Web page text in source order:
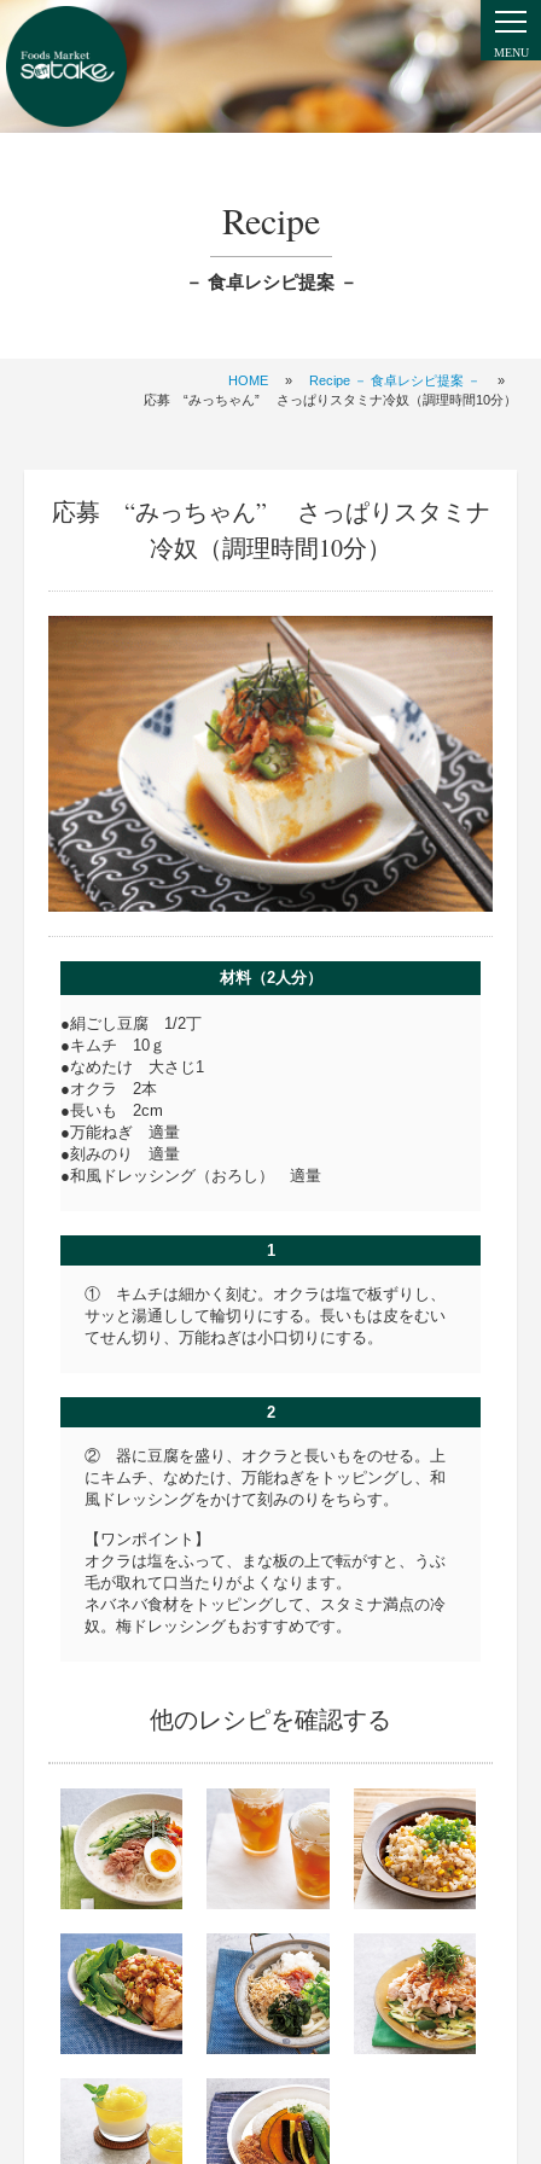
Recipe
－ 食卓レシピ提案 －
HOME » Recipe － 食卓レシピ提案 －
»
応募 “みっちゃん” さっぱりスタミナ冷奴（調理時間10分）
応募 “みっちゃん” さっぱりスタミナ
冷奴（調理時間10分）
材料（2人分）
●絹ごし豆腐 1/2丁
●キムチ 10ｇ
●なめたけ 大さじ1
●オクラ 2本
●長いも 2cm
●万能ねぎ 適量
●刻みのり 適量
●和風ドレッシング（おろし） 適量
1
① キムチは細かく刻む。オクラは塩で板ずりし、
サッと湯通しして輪切りにする。長いもは皮をむい
てせん切り、万能ねぎは小口切りにする。
2
② 器に豆腐を盛り、オクラと長いもをのせる。上
にキムチ、なめたけ、万能ねぎをトッピングし、和
風ドレッシングをかけて刻みのりをちらす。
【ワンポイント】
オクラは塩をふって、まな板の上で転がすと、うぶ
毛が取れて口当たりがよくなります。
ネバネバ食材をトッピングして、スタミナ満点の冷
奴。梅ドレッシングもおすすめです。
他のレシピを確認する